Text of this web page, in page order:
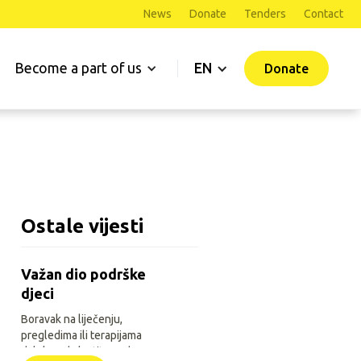
News Donate Tenders Contact
Become a part of us EN Donate
Ostale vijesti
Važan dio podrške
djeci
Boravak na liječenju,
pregledima ili terapijama
daleko od vlastitoga doma za